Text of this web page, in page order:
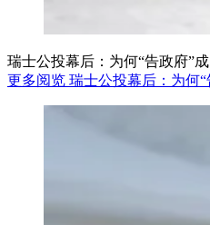
瑞士公投幕后：为何“告政府”
更多阅览 瑞士公投幕后：为何